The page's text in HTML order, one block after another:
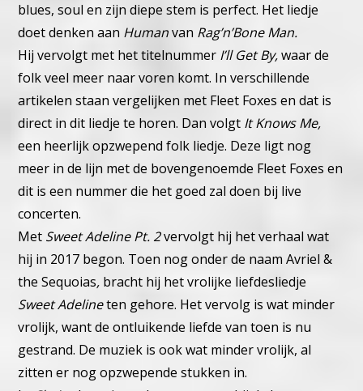
blues, soul en zijn diepe stem is perfect. Het liedje
doet denken aan Humanvan Rag’n’Bone Man.
Hij vervolgt met het titelnummer I’ll Get By,waar de
folk veel meer naar voren komt. In verschillende
artikelen staan vergelijken met Fleet Foxes en dat is
direct in dit liedje te horen. Dan volgt It Knows Me,
een heerlijk opzwepend folk liedje. Deze ligt nog
meer in de lijn met de bovengenoemde Fleet Foxes en
dit is een nummer die het goed zal doen bij live
concerten.
Met Sweet Adeline Pt. 2vervolgt hij het verhaal wat
hij in 2017 begon. Toen nog onder de naam Avriel &
the Sequoias, bracht hij het vrolijke liefdesliedje
Sweet Adelineten gehore. Het vervolg is wat minder
vrolijk, want de ontluikende liefde van toen is nu
gestrand. De muziek is ook wat minder vrolijk, al
zitten er nog opzwepende stukken in.